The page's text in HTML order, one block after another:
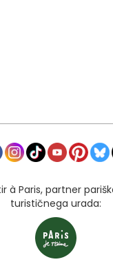
à Paris, partner
turističnega urada: